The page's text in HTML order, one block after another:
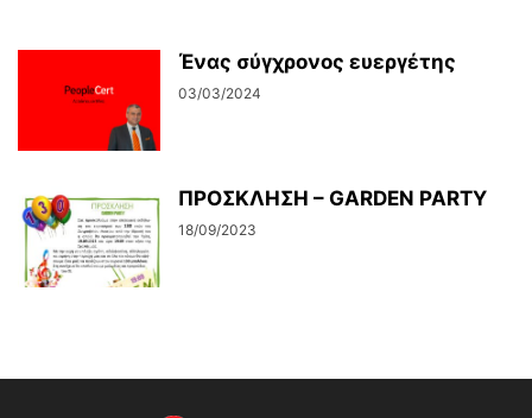
Ένας σύγχρονος ευεργέτης
03/03/2024
ΠΡΟΣΚΛΗΣΗ – GARDEN PARTY
18/09/2023